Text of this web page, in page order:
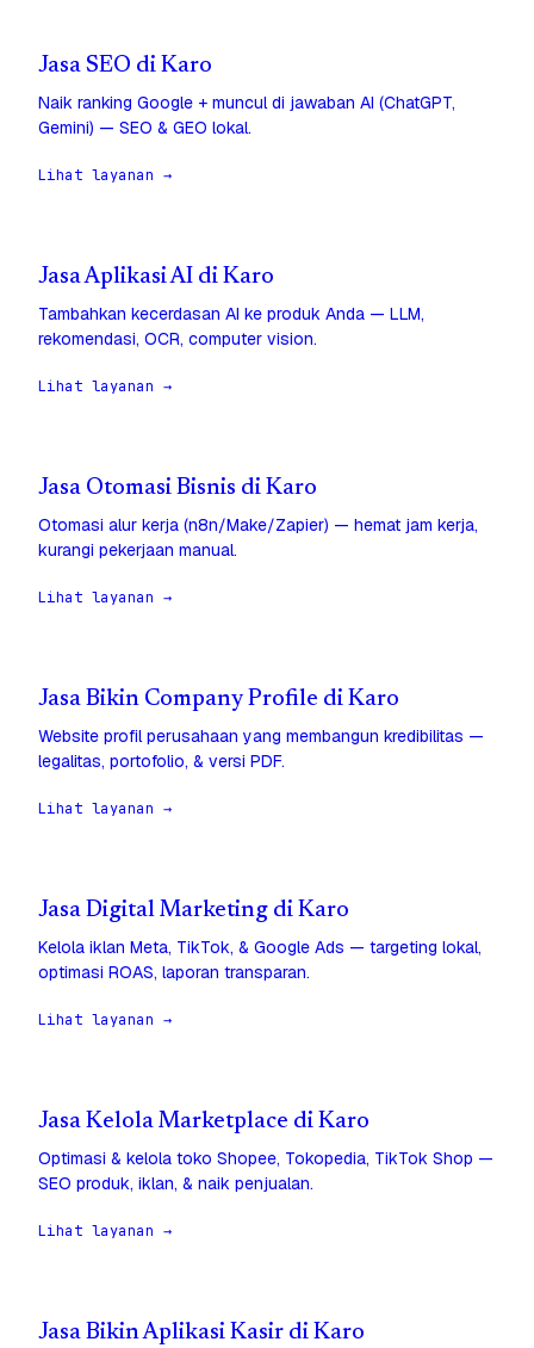
Jasa SEO di Karo
Naik ranking Google + muncul di jawaban AI (ChatGPT,
Gemini) — SEO & GEO lokal.
Lihat layanan →
Jasa Aplikasi AI di Karo
Tambahkan kecerdasan AI ke produk Anda — LLM,
rekomendasi, OCR, computer vision.
Lihat layanan →
Jasa Otomasi Bisnis di Karo
Otomasi alur kerja (n8n/Make/Zapier) — hemat jam kerja,
kurangi pekerjaan manual.
Lihat layanan →
Jasa Bikin Company Profile di Karo
Website profil perusahaan yang membangun kredibilitas —
legalitas, portofolio, & versi PDF.
Lihat layanan →
Jasa Digital Marketing di Karo
Kelola iklan Meta, TikTok, & Google Ads — targeting lokal,
optimasi ROAS, laporan transparan.
Lihat layanan →
Jasa Kelola Marketplace di Karo
Optimasi & kelola toko Shopee, Tokopedia, TikTok Shop —
SEO produk, iklan, & naik penjualan.
Lihat layanan →
Jasa Bikin Aplikasi Kasir di Karo